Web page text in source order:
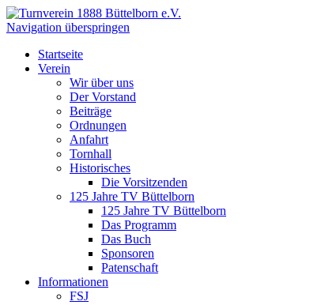
Navigation überspringen
Startseite
Verein
Wir über uns
Der Vorstand
Beiträge
Ordnungen
Anfahrt
Tornhall
Historisches
Die Vorsitzenden
125 Jahre TV Büttelborn
125 Jahre TV Büttelborn
Das Programm
Das Buch
Sponsoren
Patenschaft
Informationen
FSJ